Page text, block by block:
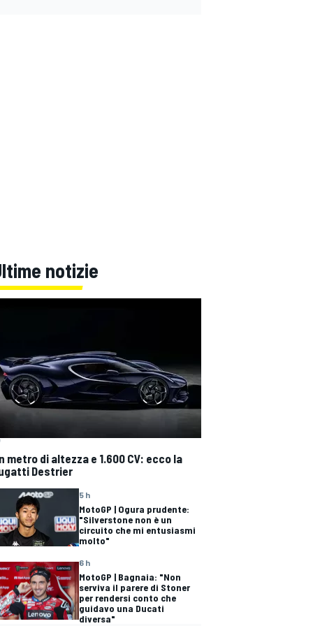
notizie
metro di altezza e 1.600 CV: ecco la
Destrier
5 h
MotoGP | Ogura prudente:
"Silverstone non è un
circuito che mi entusiasmi
molto"
6 h
MotoGP | Bagnaia: "Non
serviva il parere di Stoner
per rendersi conto che
guidavo una Ducati
diversa"